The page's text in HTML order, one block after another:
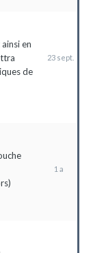
en
de
2023
2022